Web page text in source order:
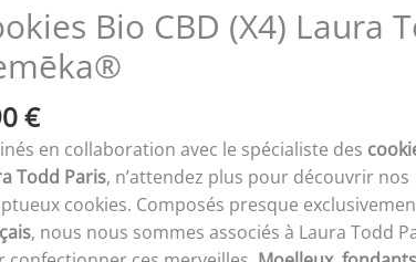
Bio CBD (X4) Laura
€
en collaboration avec le spécialiste des
Todd Paris, n’attendez plus pour découvrir nos
cookies. Composés presque
, nous nous sommes associés à Laura Todd